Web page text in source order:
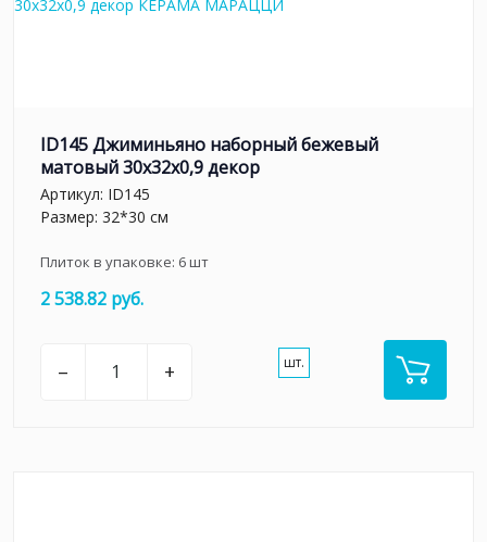
ID145 Джиминьяно наборный бежевый
матовый 30x32x0,9 декор
Артикул: ID145
Размер: 32*30 см
Плиток в упаковке: 6шт
2 538.82 руб.
– + шт.